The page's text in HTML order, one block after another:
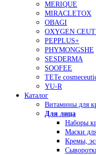
MERIQUE
MIRACLETOX
OBAGI
OXYGEN
PEPPLUS+
PHYMONGSHE
SESDERMA
SOOFEE
TETe
YU-R
Каталог
Витамины для
Для лица
Наборы
Маски
Кремы,